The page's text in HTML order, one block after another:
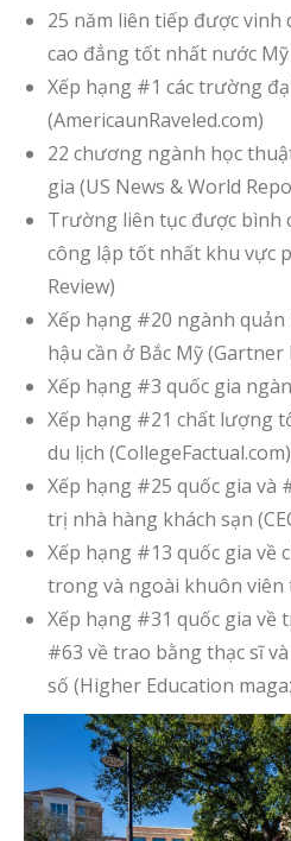
25 năm liên tiếp được
cao đẳng tốt nhất nước Mỹ
Xếp hạng #1 các trường
(AmericaunRaveled.com)
22 chương ngành học
gia (US News & World
Trường liên tục được bình
công lập tốt nhất khu vực
Review)
Xếp hạng #20 ngành
hậu cần ở Bắc Mỹ (Gartner
Xếp hạng #3 quốc gia
Xếp hạng #21 chất lượng
du lịch (CollegeFactual.com)
Xếp hạng #25 quốc gia và
trị nhà hàng khách sạn
Xếp hạng #13 quốc gia về
trong và ngoài khuôn viên
Xếp hạng #31 quốc gia về
#63 về trao bằng thạc sĩ
số (Higher Education